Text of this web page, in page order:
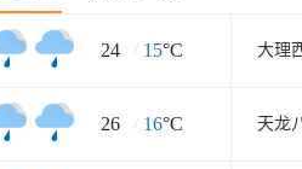
24 / 15°C 大理
26 / 16°C 天龙